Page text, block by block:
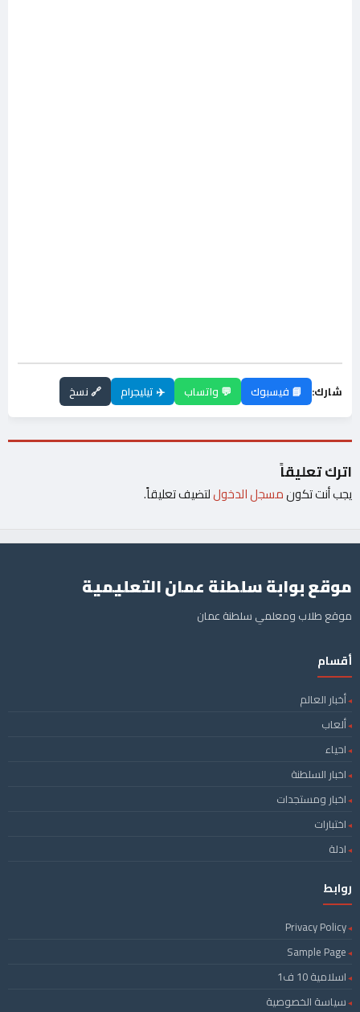
شارك: 📘 فيسبوك 💬 واتساب ✈️ تيليجرام 🔗 نسخ
اترك تعليقاً
يجب أنت تكونمسجل الدخوللتضيف تعليقاً.
موقع بوابة سلطنة عمان التعليمية
موقع طلاب ومعلمي سلطنة عمان
أقسام
أخبار العالم
ألعاب
احياء
اخبار السلطنة
اخبار ومستجدات
اختبارات
ادلة
روابط
Privacy Policy
Sample Page
اسلامية 10 ف1
سياسة الخصوصية